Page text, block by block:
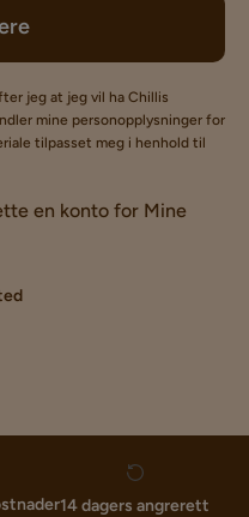
jeg at jeg vil ha Chillis
mine personopplysninger for
tilpasset meg i henhold til
en konto for Mine
14 dagers angrerett